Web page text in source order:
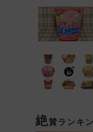
絶賛ランキ